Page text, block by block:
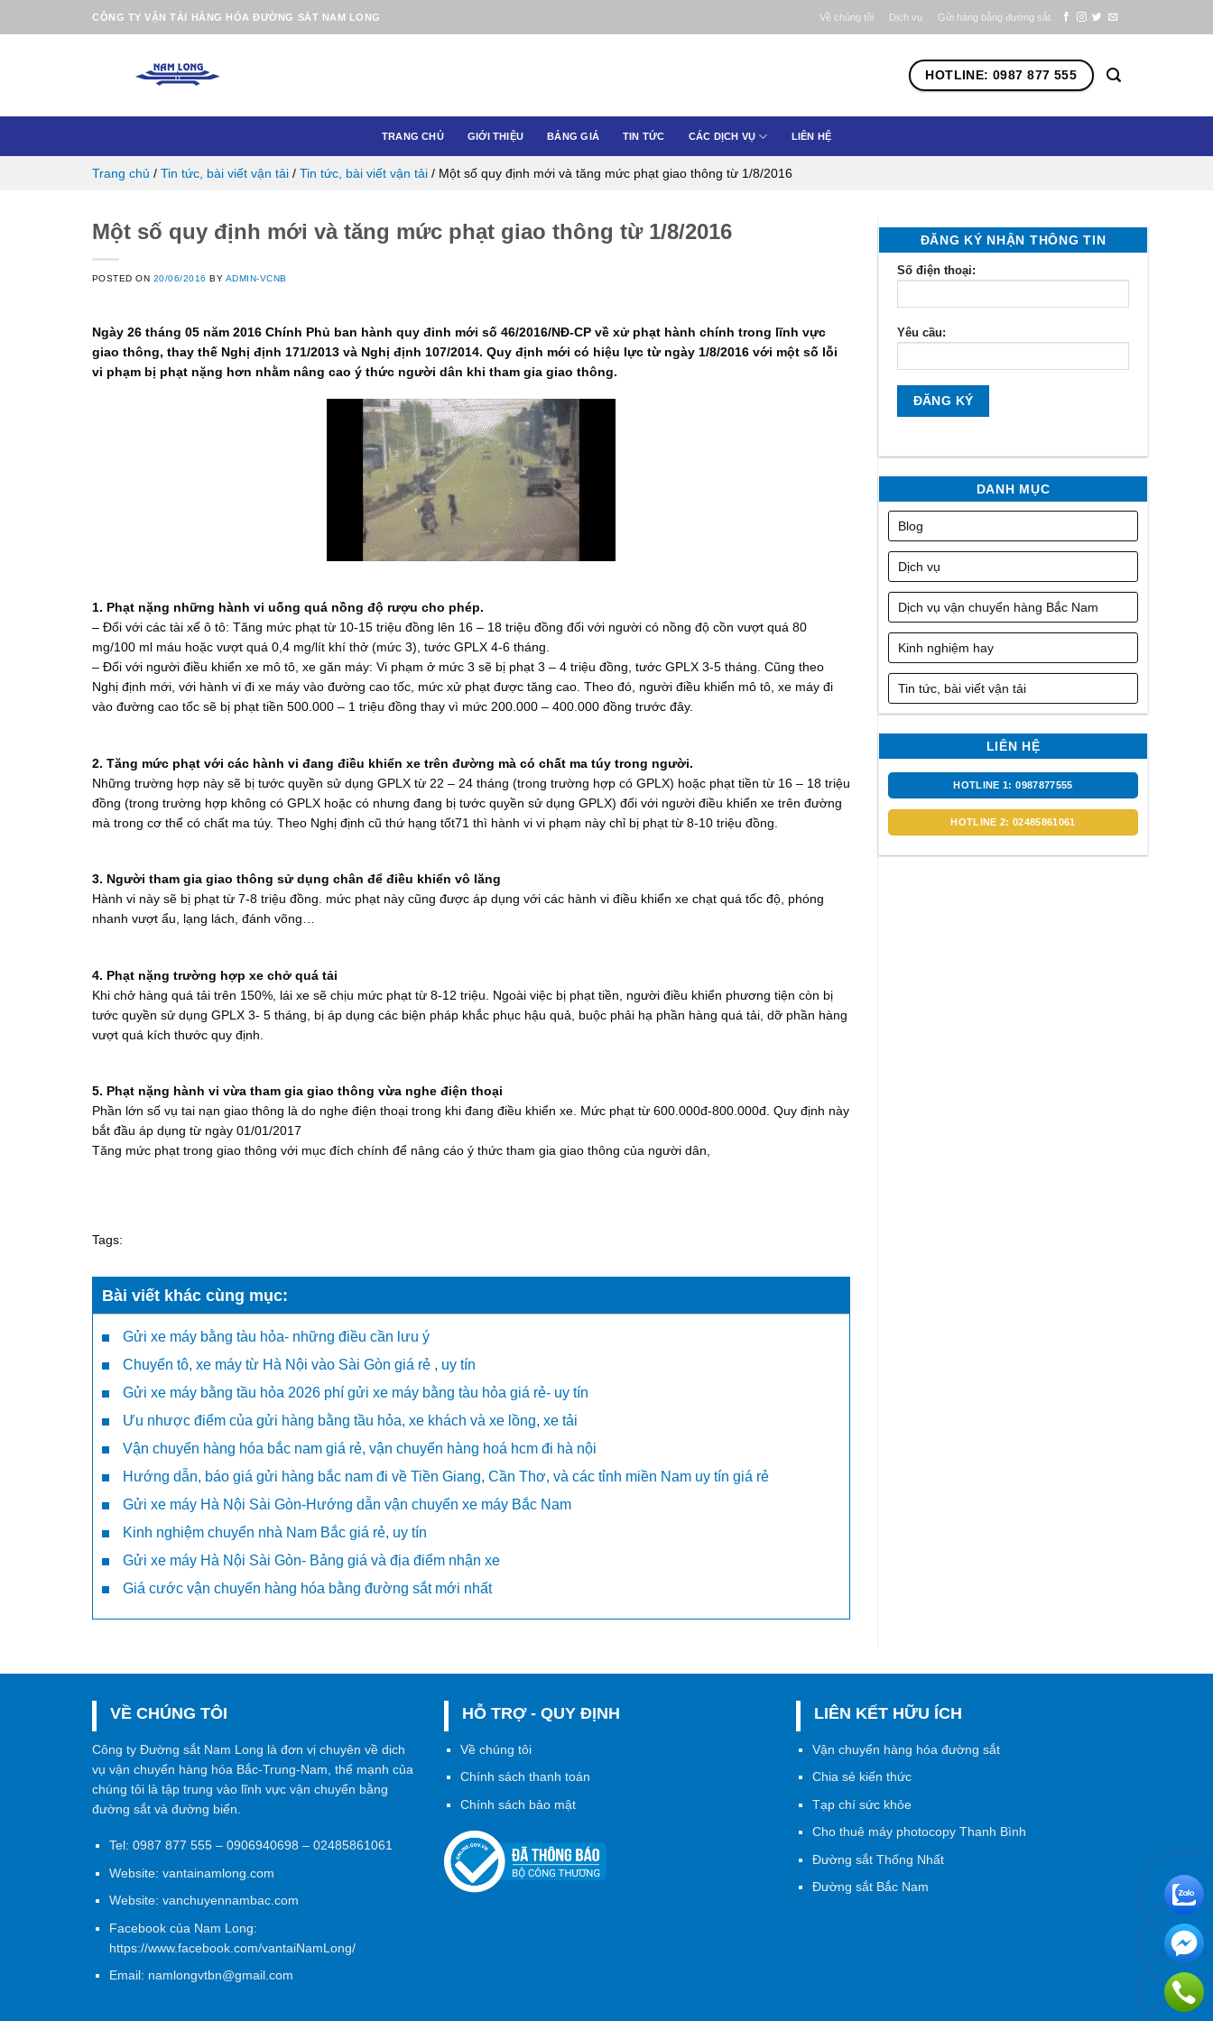
CÔNG TY VẬN TẢI HÀNG HÓA ĐƯỜNG SẮT NAM LONG Về chúng tôi Dịch vụ Gửi hàng bằng đường sắt
HOTLINE: 0987 877 555
TRANG CHỦ GIỚI THIỆU BẢNG GIÁ TIN TỨC CÁC DỊCH VỤ LIÊN HỆ
Trang chủ / Tin tức, bài viết vận tải / Tin tức, bài viết vận tải / Một số quy định mới và tăng mức phạt giao thông từ 1/8/2016
Một số quy định mới và tăng mức phạt giao thông từ 1/8/2016
POSTED ON 20/06/2016 BY ADMIN-VCNB
Ngày 26 tháng 05 năm 2016 Chính Phủ ban hành quy đinh mới số 46/2016/NĐ-CP về xử phạt hành chính trong lĩnh vực
giao thông, thay thế Nghị định 171/2013 và Nghị định 107/2014. Quy định mới có hiệu lực từ ngày 1/8/2016 với một số lỗi
vi phạm bị phạt nặng hơn nhằm nâng cao ý thức người dân khi tham gia giao thông.
1. Phạt nặng những hành vi uống quá nồng độ rượu cho phép.
– Đối với các tài xế ô tô: Tăng mức phạt từ 10-15 triệu đồng lên 16 – 18 triệu đồng đối với người có nồng độ cồn vượt quá 80
mg/100 ml máu hoặc vượt quá 0,4 mg/lít khí thở (mức 3), tước GPLX 4-6 tháng.
– Đối với người điều khiển xe mô tô, xe găn máy: Vi phạm ở mức 3 sẽ bị phạt 3 – 4 triệu đồng, tước GPLX 3-5 tháng. Cũng theo
Nghị định mới, với hành vi đi xe máy vào đường cao tốc, mức xử phạt được tăng cao. Theo đó, người điều khiển mô tô, xe máy đi
vào đường cao tốc sẽ bị phạt tiền 500.000 – 1 triệu đồng thay vì mức 200.000 – 400.000 đồng trước đây.
2. Tăng mức phạt với các hành vi đang điều khiển xe trên đường mà có chất ma túy trong người.
Những trường hợp này sẽ bị tước quyền sử dụng GPLX từ 22 – 24 tháng (trong trường hợp có GPLX) hoặc phạt tiền từ 16 – 18 triệu
đồng (trong trường hợp không có GPLX hoặc có nhưng đang bị tước quyền sử dụng GPLX) đối với người điều khiển xe trên đường
mà trong cơ thể có chất ma túy. Theo Nghị định cũ thứ hạng tốt71 thì hành vi vi phạm này chỉ bị phạt từ 8-10 triệu đồng.
3. Người tham gia giao thông sử dụng chân để điều khiển vô lăng
Hành vi này sẽ bị phạt từ 7-8 triệu đồng. mức phạt này cũng được áp dụng với các hành vi điều khiển xe chạt quá tốc độ, phóng
nhanh vượt ẩu, lạng lách, đánh võng…
4. Phạt nặng trường hợp xe chở quá tải
Khi chở hàng quá tải trên 150%, lái xe sẽ chịu mức phạt từ 8-12 triệu. Ngoài việc bị phạt tiền, người điều khiển phương tiện còn bị
tước quyền sử dụng GPLX 3- 5 tháng, bị áp dụng các biện pháp khắc phục hậu quả, buộc phải hạ phần hàng quá tải, dỡ phần hàng
vượt quá kích thước quy định.
5. Phạt nặng hành vi vừa tham gia giao thông vừa nghe điện thoại
Phần lớn số vụ tai nạn giao thông là do nghe điện thoại trong khi đang điều khiển xe. Mức phạt từ 600.000đ-800.000đ. Quy định này
bắt đầu áp dụng từ ngày 01/01/2017
Tăng mức phạt trong giao thông với mục đích chính để nâng cáo ý thức tham gia giao thông của người dân,
Tags:
Bài viết khác cùng mục:
Gửi xe máy bằng tàu hỏa- những điều cần lưu ý
Chuyển tô, xe máy từ Hà Nội vào Sài Gòn giá rẻ , uy tín
Gửi xe máy bằng tầu hỏa 2026 phí gửi xe máy bằng tàu hỏa giá rẻ- uy tín
Ưu nhược điểm của gửi hàng bằng tầu hỏa, xe khách và xe lồng, xe tải
Vận chuyển hàng hóa bắc nam giá rẻ, vận chuyển hàng hoá hcm đi hà nội
Hướng dẫn, báo giá gửi hàng bắc nam đi về Tiền Giang, Cần Thơ, và các tỉnh miền Nam uy tín giá rẻ
Gửi xe máy Hà Nội Sài Gòn-Hướng dẫn vận chuyển xe máy Bắc Nam
Kinh nghiệm chuyển nhà Nam Bắc giá rẻ, uy tín
Gửi xe máy Hà Nội Sài Gòn- Bảng giá và địa điểm nhận xe
Giá cước vận chuyển hàng hóa bằng đường sắt mới nhất
ĐĂNG KÝ NHẬN THÔNG TIN
Số điện thoại:
Yêu cầu:
DANH MỤC
Blog
Dịch vụ
Dịch vụ vận chuyển hàng Bắc Nam
Kinh nghiệm hay
Tin tức, bài viết vận tải
LIÊN HỆ
HOTLINE 1: 0987877555
HOTLINE 2: 02485861061
VỀ CHÚNG TÔI
Công ty Đường sắt Nam Long là đơn vị chuyên về dịch
vụ vận chuyển hàng hóa Bắc-Trung-Nam, thế mạnh của
chúng tôi là tập trung vào lĩnh vực vận chuyển bằng
đường sắt và đường biển.
Tel: 0987 877 555– 0906940698– 02485861061
Website: vantainamlong.com
Website: vanchuyennambac.com
Facebook của Nam Long:
https://www.facebook.com/vantaiNamLong/
Email: namlongvtbn@gmail.com
HỖ TRỢ - QUY ĐỊNH
Về chúng tôi
Chính sách thanh toán
Chính sách bảo mật
LIÊN KẾT HỮU ÍCH
Vận chuyển hàng hóa đường sắt
Chia sẻ kiến thức
Tạp chí sức khỏe
Cho thuê máy photocopy Thanh Bình
Đường sắt Thống Nhất
Đường sắt Bắc Nam